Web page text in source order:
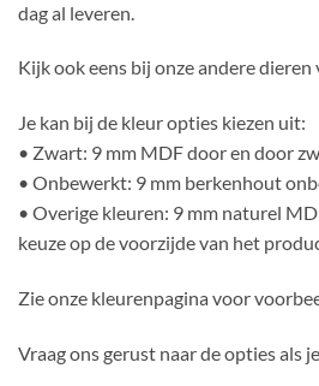
dag al leveren.
Kijk ook eens bij onze andere
Je kan bij de kleur opties kiezen uit:
• Zwart: 9 mm MDF door en door
• Onbewerkt: 9 mm berkenhout
• Overige kleuren: 9 mm naturel
keuze op de voorzijde van het
Zie onze kleurenpagina voor
Vraag ons gerust naar de opties als